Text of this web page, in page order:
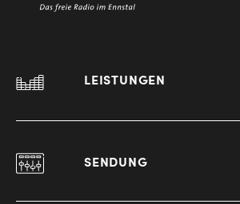
LEISTUNGEN
SENDUNG